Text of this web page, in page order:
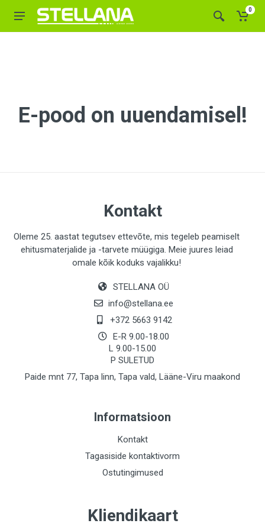
0
E-pood on uuendamisel!
Kontakt
Oleme 25. aastat tegutsev ettevõte, mis tegeleb peamiselt
ehitusmaterjalide ja -tarvete müügiga. Meie juures leiad
omale kõik koduks vajalikku!
STELLANA OÜ
info@stellana.ee
+372 5663 9142
E-R 9.00-18.00
L 9.00-15.00
P SULETUD
Paide mnt 77, Tapa linn, Tapa vald, Lääne-Viru maakond
Informatsioon
Kontakt
Tagasiside kontaktivorm
Ostutingimused
Kliendikaart